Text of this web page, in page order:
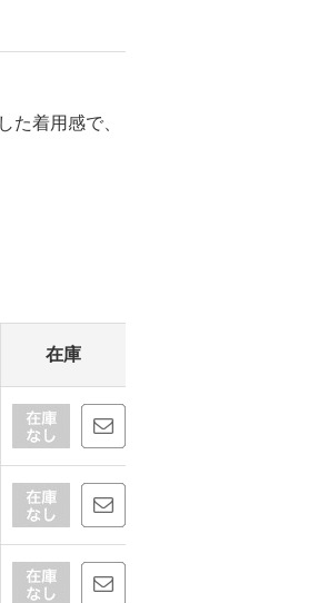
た着用感で、
在庫